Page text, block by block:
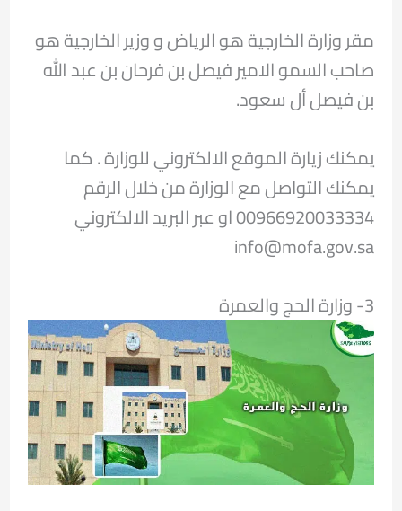
مقر وزارة الخارجية هو الرياض و وزير الخارجية هو
صاحب السمو الامير فيصل بن فرحان بن عبد الله
بن فيصل أل سعود.
يمكنك زيارة الموقع الالكتروني للوزارة . كما
يمكنك التواصل مع الوزارة من خلال الرقم
00966920033334 او عبر البريد الالكتروني
info@mofa.gov.sa
3- وزارة الحج والعمرة